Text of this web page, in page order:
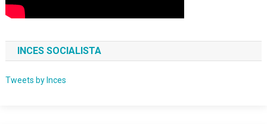
INCES SOCIALISTA
Tweets by Inces